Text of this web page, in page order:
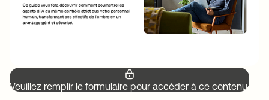
Veuillez remplir le formulaire pour accéder à ce contenu.